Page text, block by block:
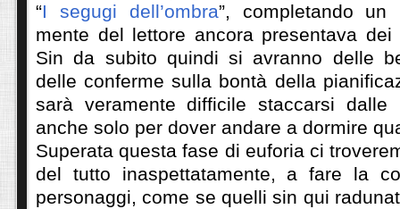
“I segugi dell’ombra”, completando
mente del lettore ancora presentava dei
Sin da subito quindi si avranno delle
delle conferme sulla bontà della
sarà veramente difficile staccarsi dalle
anche solo per dover andare a dormire
Superata questa fase di euforia ci
del tutto inaspettatamente, a fare la
personaggi, come se quelli sin qui